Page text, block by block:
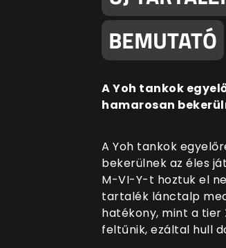
BEMUTATÓ
A Yoh tankok
hamarosan
A Yoh tankok
bekerülnek az éles
M-VI-Y-t hoztuk el
tartalék lánctalp
hatékony, mint a tier
feltűnik, ezáltal hull